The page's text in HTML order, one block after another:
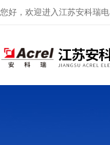
您好，欢迎进入江苏安科瑞